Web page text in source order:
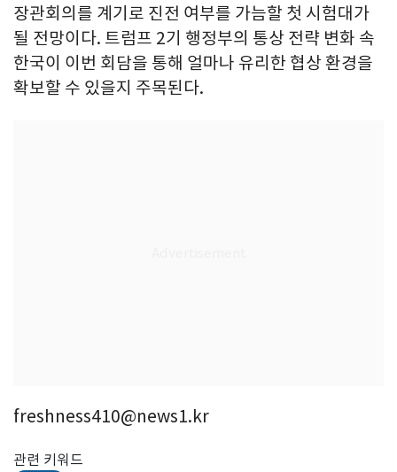
장관회의를 계기로 진전 여부를 가늠할 첫 시험대가
될 전망이다. 트럼프 2기 행정부의 통상 전략 변화 속
한국이 이번 회담을 통해 얼마나 유리한 협상 환경을
확보할 수 있을지 주목된다.
freshness410@news1.kr
관련 키워드